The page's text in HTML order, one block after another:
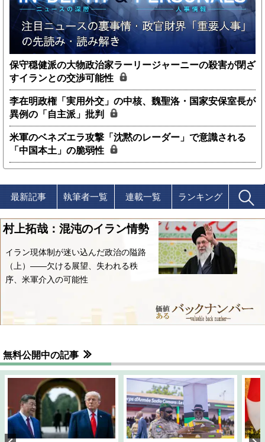
保守穏健派の大物政治家ラーリージャーニーの殺害が閉ざ
すイランとの交渉可能性
李在明政権「実用外交」の中核、魏聖洛・国家安保室長が
異例の「自主派」批判
米軍のベネズエラ攻撃「沈黙のレーダー」で意識される
「中国本土」の脆弱性
最新記事 執筆者一覧 連載一覧 ランキング
村上拓哉：混沌のイラン情勢
イラン現体制が迷い込んだ政治の隘路
（上）――欠ける展望、失われる秩
序、米軍介入の可能性
無料公開中の記事